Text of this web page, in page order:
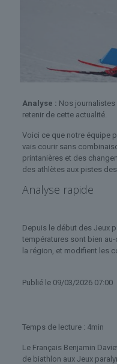
Analyse : Nos
retenir de cette actualité.
Voici ce que notre équipe
vais courir sans
printanières et des
des athlètes aux pistes
Analyse rapide
Depuis le début des Jeux
températures sont bien
la région, et modifient les
Publié le 09/03/2026 07:00
Temps de lecture : 4min
Le Français Benjamin
de biathlon aux Jeux